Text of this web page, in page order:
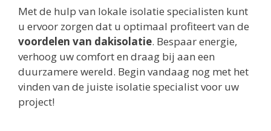
Met de hulp van lokale isolatie specialisten kunt
u ervoor zorgen dat u optimaal profiteert van de
voordelen van dakisolatie. Bespaar energie,
verhoog uw comfort en draag bij aan een
duurzamere wereld. Begin vandaag nog met het
vinden van de juiste isolatie specialist voor uw
project!